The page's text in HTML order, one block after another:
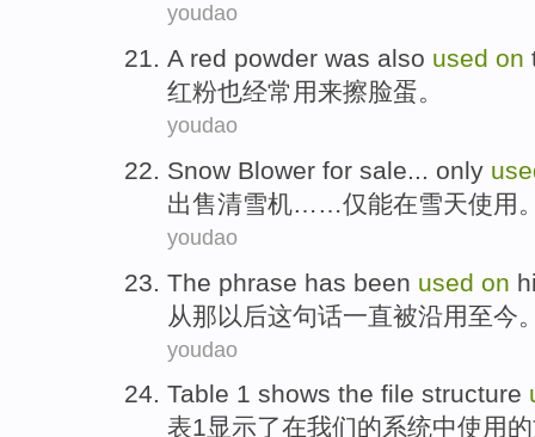
youdao
A red powder was also used on
红粉也经常用来擦脸蛋。
youdao
Snow Blower for sale... only
出售清雪机……仅能在雪天使用
youdao
The phrase has been used on
从那以后这句话一直被沿用至今
youdao
Table 1 shows the file structure
表1显示了在我们的系统中使用的